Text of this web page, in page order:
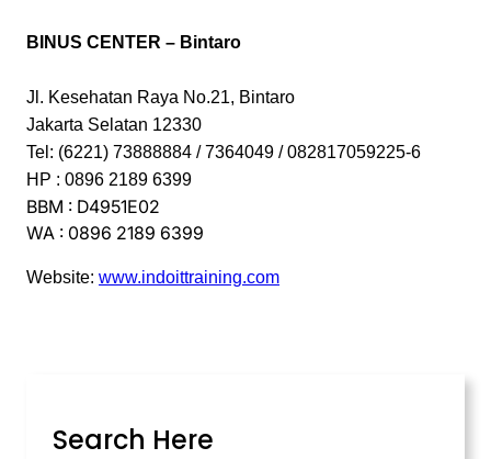
BINUS CENTER – Bintaro
Jl. Kesehatan Raya No.21, Bintaro
Jakarta Selatan 12330
Tel: (6221) 73888884 / 7364049 / 082817059225-6
HP : 0896 2189 6399
BBM : D4951E02
WA : 0896 2189 6399
Website: www.indoittraining.com
Search Here